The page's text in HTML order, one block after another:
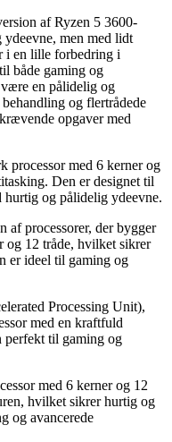
af Ryzen 5 3600-
men med lidt
i en lille forbedring i
både gaming og
en pålidelig og
og flertrådede
opgaver med
processor med 6 kerner og
Den er designet til
hurtig og pålidelig ydeevne.
af processorer, der bygger
og 12 tråde, hvilket sikrer
er ideel til gaming og
Processing Unit),
med en kraftfuld
perfekt til gaming og
med 6 kerner og 12
hvilket sikrer hurtig og
og avancerede